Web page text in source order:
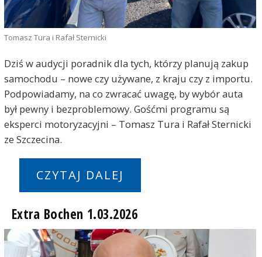
Tomasz Tura i Rafał Sternicki
Dziś w audycji poradnik dla tych, którzy planują zakup
samochodu – nowe czy używane, z kraju czy z importu.
Podpowiadamy, na co zwracać uwagę, by wybór auta
był pewny i bezproblemowy. Gośćmi programu są
eksperci motoryzacyjni – Tomasz Tura i Rafał Sternicki
ze Szczecina.
CZYTAJ DALEJ
Extra Bochen 1.03.2026